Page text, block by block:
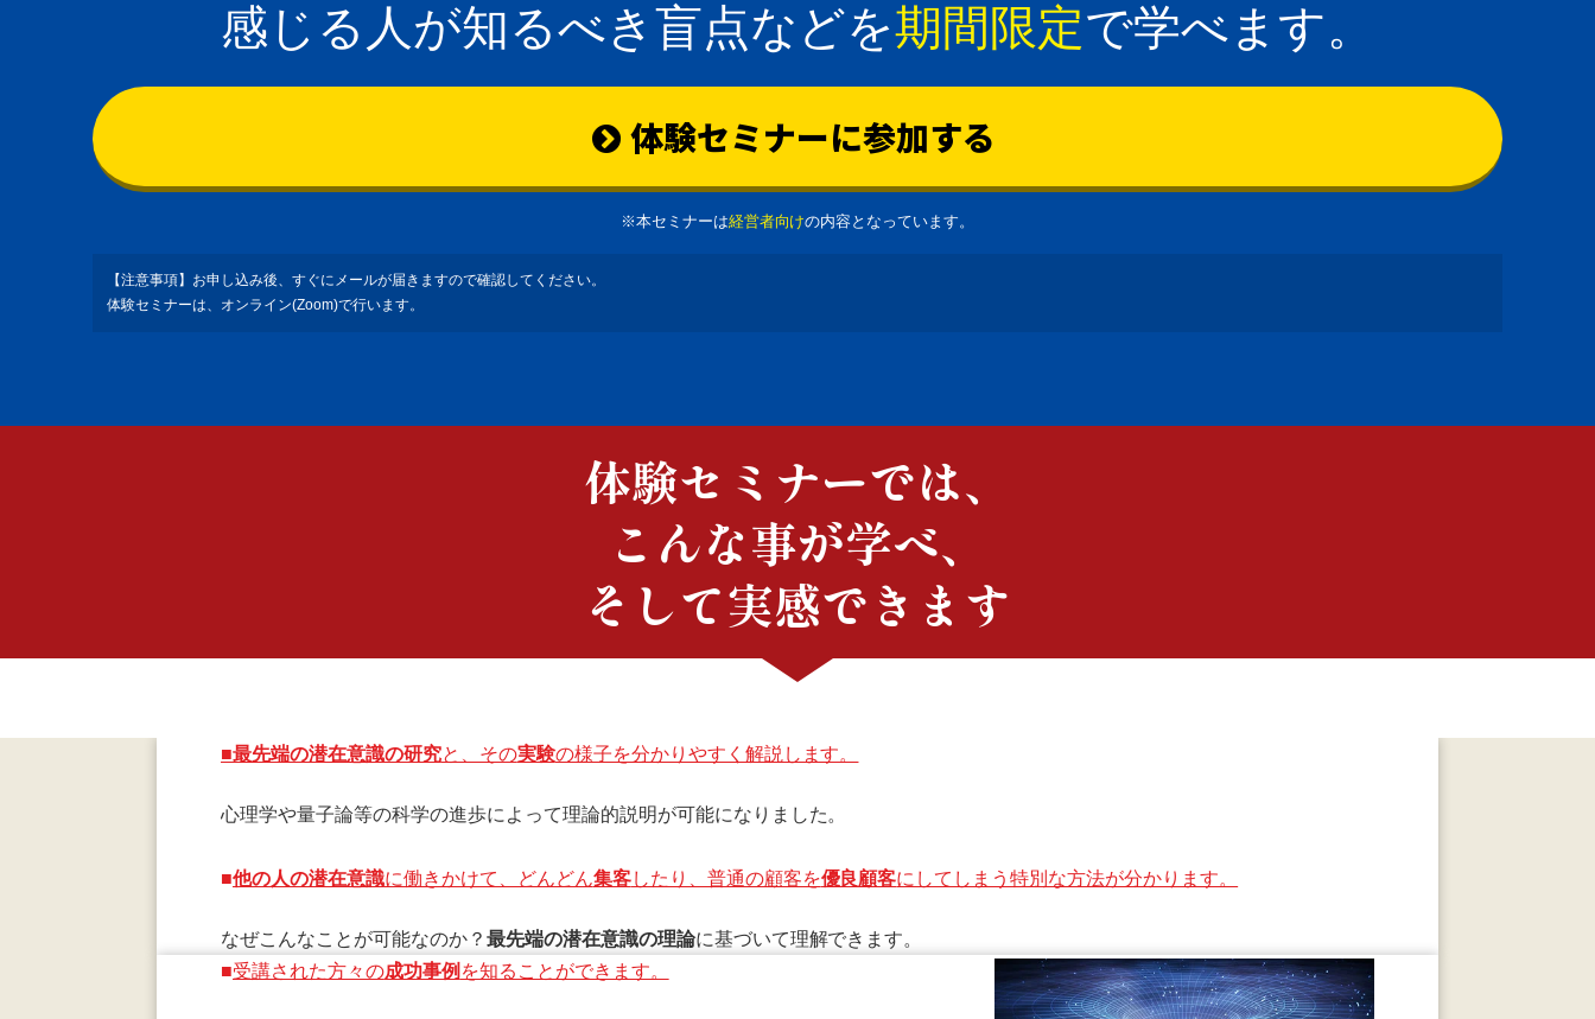
感じる人が知るべき盲点などを期間限定で学べます。
体験セミナーに参加する
※本セミナーは経営者向けの内容となっています。
【注意事項】お申し込み後、すぐにメールが届きますので確認してください。
体験セミナーは、オンライン(Zoom)で行います。
体験セミナーでは、
こんな事が学べ、
そして実感できます
■最先端の潜在意識の研究と、その実験の様子を分かりやすく解説します。
心理学や量子論等の科学の進歩によって理論的説明が可能になりました。
■他の人の潜在意識に働きかけて、どんどん集客したり、普通の顧客を優良顧客にしてしまう特別な方法が分かります。
なぜこんなことが可能なのか？ 最先端の潜在意識の理論に基づいて理解できます。
■受講された方々の成功事例 を知ることができます。